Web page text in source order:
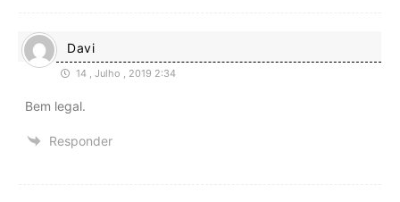
Davi
14 , Julho , 2019 2:34
Bem legal.
Responder